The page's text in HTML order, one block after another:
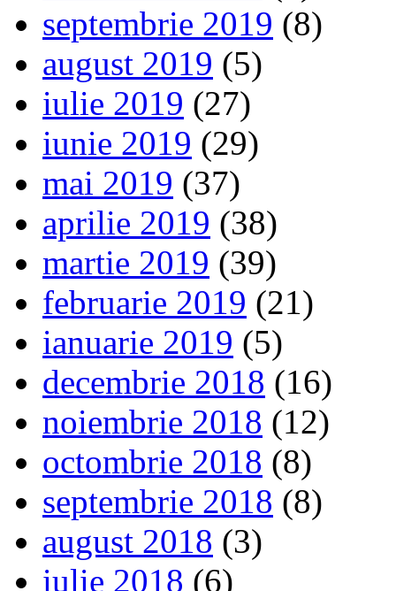
septembrie 2019 (8)
august 2019 (5)
iulie 2019 (27)
iunie 2019 (29)
mai 2019 (37)
aprilie 2019 (38)
martie 2019 (39)
februarie 2019 (21)
ianuarie 2019 (5)
decembrie 2018 (16)
noiembrie 2018 (12)
octombrie 2018 (8)
septembrie 2018 (8)
august 2018 (3)
iulie 2018 (6)